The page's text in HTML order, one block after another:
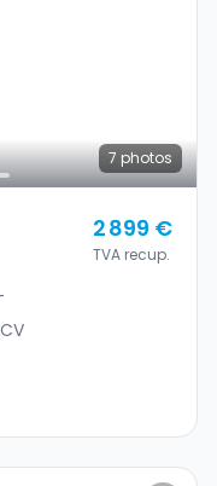
7 photos
2 899 €
TVA recup.
CV